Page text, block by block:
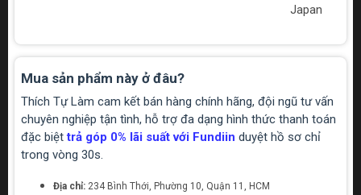
Japan
Mua sản phẩm này ở đâu?
Thích Tự Làm cam kết bán hàng chính hãng, đội ngũ tư vấn
chuyên nghiệp tận tình, hỗ trợ đa dạng hình thức thanh toán
đặc biệttrả góp 0% lãi suất với Fundiin duyệt hồ sơ chỉ
trong vòng 30s.
Địa chỉ: 234 Bình Thới, Phường 10, Quận 11, HCM